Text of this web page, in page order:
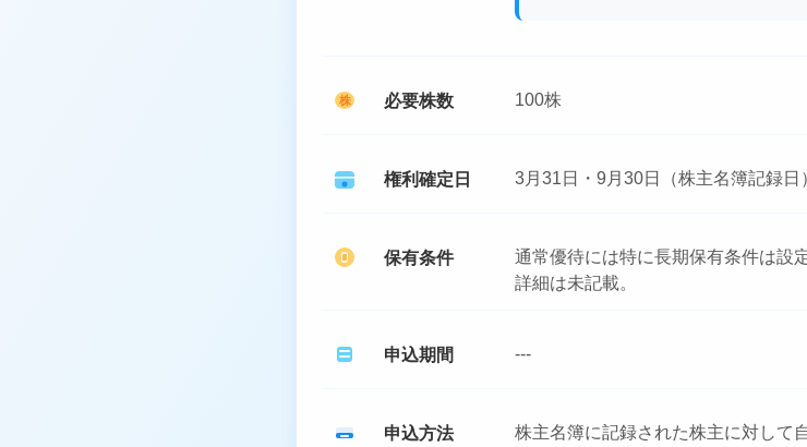
株 必要株数 100株
権利確定日 3月31日・9月30日（株主名簿記録日
保有条件
通常優待には特に長期保有条件は設
詳細は未記載。
申込期間 ---
申込方法
株主名簿に記録された株主に対して